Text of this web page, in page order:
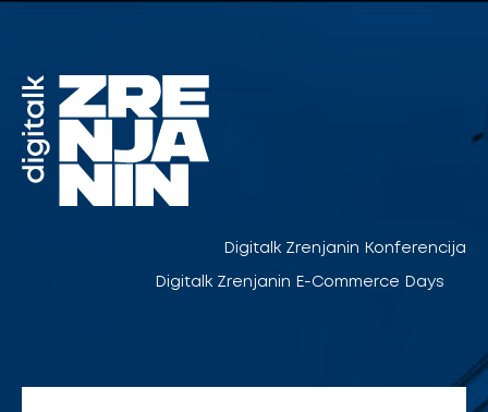
Digitalk Zrenjanin Konferencija
Digitalk Zrenjanin E-Commerce Days